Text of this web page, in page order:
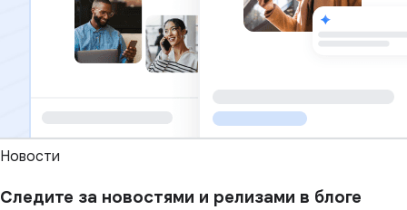
Новости
Следите за новостями и релизами в блоге